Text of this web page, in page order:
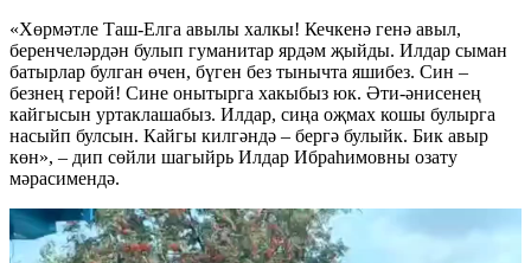
«Хөрмәтле Таш-Елга авылы халкы! Кечкенә генә авыл,
беренчеләрдән булып гуманитар ярдәм җыйды. Илдар сыман
батырлар булган өчен, бүген без тынычта яшибез. Син –
безнең герой! Сине онытырга хакыбыз юк. Әти-әнисенең
кайгысын уртаклашабыз. Илдар, сиңа оҗмах кошы булырга
насыйп булсын. Кайгы килгәндә – бергә булыйк. Бик авыр
көн», – дип сөйли шагыйрь Илдар Ибраһимовны озату
мәрасимендә.